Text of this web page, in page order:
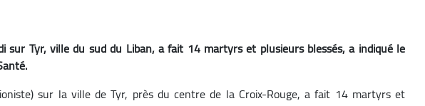
sur Tyr, ville du sud du Liban, a fait 14 martyrs et plusieurs blessés, a indiqué le
sur la ville de Tyr, près du centre de la Croix-Rouge, a fait 14 martyrs et